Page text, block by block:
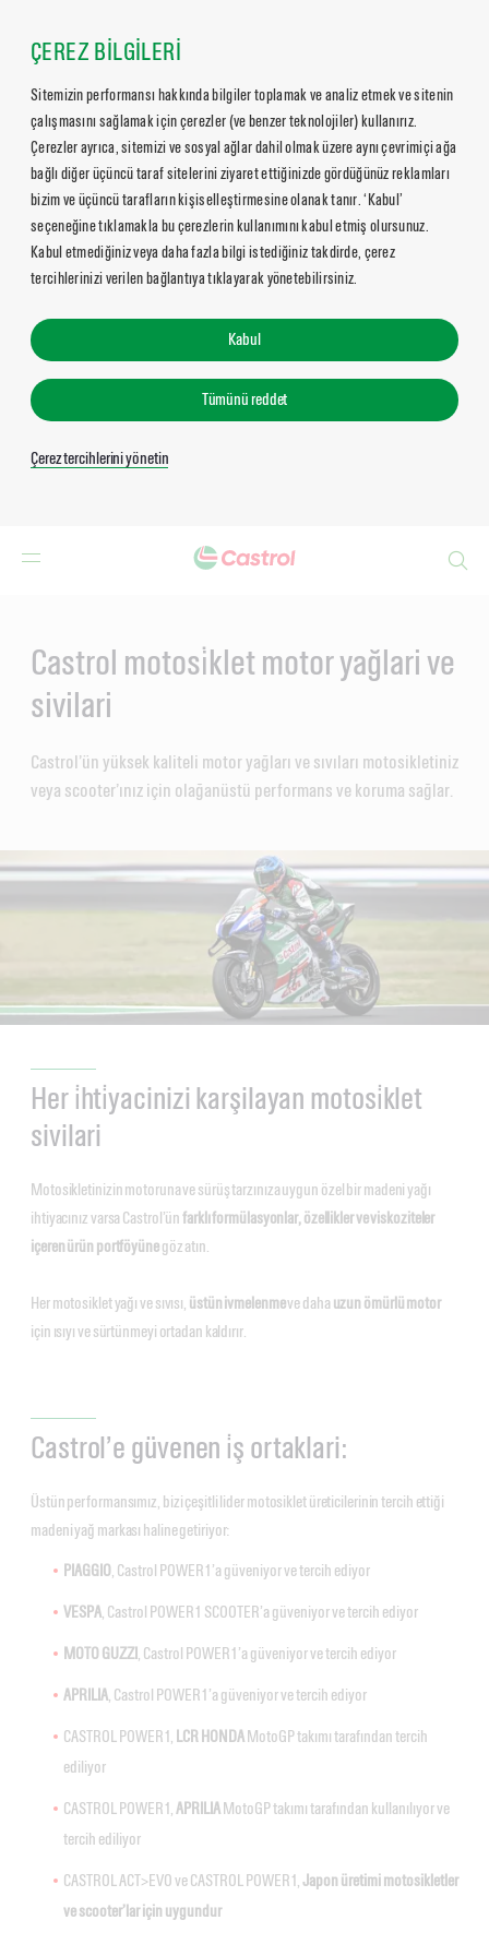
ÇEREZ BİLGİLERİ
Sitemizin performansı hakkında bilgiler toplamak ve analiz etmek ve sitenin
çalışmasını sağlamak için çerezler (ve benzer teknolojiler) kullanırız.
Çerezler ayrıca, sitemizi ve sosyal ağlar dahil olmak üzere aynı çevrimiçi ağa
bağlı diğer üçüncü taraf sitelerini ziyaret ettiğinizde gördüğünüz reklamları
bizim ve üçüncü tarafların kişiselleştirmesine olanak tanır. ‘Kabul’
seçeneğine tıklamakla bu çerezlerin kullanımını kabul etmiş olursunuz.
Kabul etmediğiniz veya daha fazla bilgi istediğiniz takdirde, çerez
tercihlerinizi verilen bağlantıya tıklayarak yönetebilirsiniz.
Kabul
Tümünü reddet
Çerez tercihlerini yönetin
Castrol motosi̇klet motor yağlari ve
sivilari
Castrol’ün yüksek kaliteli motor yağları ve sıvıları motosikletiniz
veya scooter’ınız için olağanüstü performans ve koruma sağlar.
Her i̇hti̇yacinizi karşilayan motosi̇klet
sivilari
Motosikletinizin motoruna ve sürüş tarzınıza uygun özel bir madeni yağı
ihtiyacınız varsa Castrol’ünfarklı formülasyonlar, özellikler ve viskoziteler
içeren ürün portföyünegöz atın.
Her motosiklet yağı ve sıvısı, üstün ivmelenmeve daha uzun ömürlü motor
için ısıyı ve sürtünmeyi ortadan kaldırır.
Castrol’e güvenen i̇ş ortaklari:
Üstün performansımız, bizi çeşitli lider motosiklet üreticilerinin tercih ettiği
madeni yağ markası haline getiriyor:
PIAGGIO , Castrol POWER1’a güveniyor ve tercih ediyor
VESPA , Castrol POWER1 SCOOTER’a güveniyor ve tercih ediyor
MOTO GUZZI , Castrol POWER1’a güveniyor ve tercih ediyor
APRILIA , Castrol POWER1’a güveniyor ve tercih ediyor
CASTROL POWER1, LCR HONDAMotoGP takımı tarafından tercih
ediliyor
CASTROL POWER1, APRILIAMotoGP takımı tarafından kullanılıyor ve
tercih ediliyor
CASTROL ACT>EVO ve CASTROL POWER1, Japon üretimi motosikletler
ve scooter’lar için uygundur